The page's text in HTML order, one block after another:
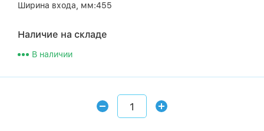
Ширина входа, мм:455
Наличие на складе
В наличии